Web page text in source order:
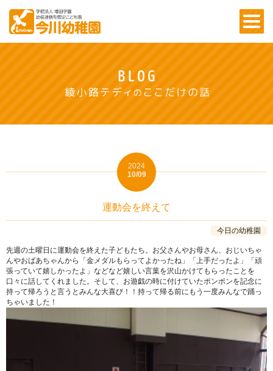
2024
10/09
今日の幼稚園
運動会を終えて
先週の土曜日に運動会を終えた子どもたち。お父さんやお母さん、おじいちゃ
んやおばあちゃんから「金メダルもらってよかったね」「上手だったよ」「頑
張っていて嬉しかったよ」などなど嬉しい言葉を沢山かけてもらったことを
口々に話してくれました。そして、お遊戯の時に付けていたポンポンを記念に
持って帰ろうと言うとみんな大喜び！！持って帰る前にもう一度みんなで踊っ
ちゃいました！